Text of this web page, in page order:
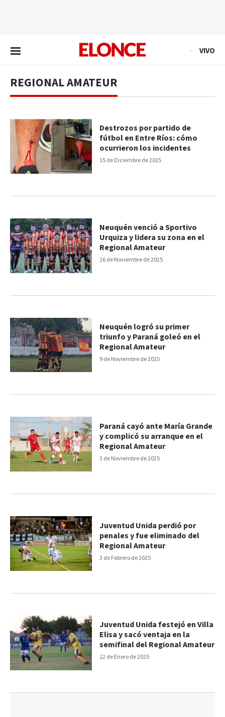
VIVO
REGIONAL AMATEUR
15 de Diciembre de 2025
Destrozos por partido de
fútbol en Entre Ríos: cómo
ocurrieron los incidentes
16 de Noviembre de 2025
Neuquén venció a Sportivo
Urquiza y lidera su zona en el
Regional Amateur
9 de Noviembre de 2025
Neuquén logró su primer
triunfo y Paraná goleó en el
Regional Amateur
3 de Noviembre de 2025
Paraná cayó ante María Grande
y complicó su arranque en el
Regional Amateur
3 de Febrero de 2025
Juventud Unida perdió por
penales y fue eliminado del
Regional Amateur
12 de Enero de 2025
Juventud Unida festejó en Villa
Elisa y sacó ventaja en la
semifinal del Regional Amateur